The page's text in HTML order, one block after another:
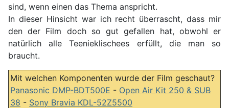
sind, wenn einen das Thema anspricht.
In dieser Hinsicht war ich recht überrascht, dass mir
den der Film doch so gut gefallen hat, obwohl er
natürlich alle Teenieklischees erfüllt, die man so
braucht.
Mit welchen Komponenten wurde der Film geschaut?
Panasonic DMP-BDT500E - Open Air Kit 250 & SUB
38 - Sony Bravia KDL-52Z5500